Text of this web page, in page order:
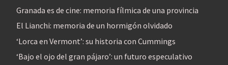
Granada es de cine: memoria fílmica de una provincia
El Lianchi: memoria de un hormigón olvidado
‘Lorca en Vermont’: su historia con Cummings
‘Bajo el ojo del gran pájaro’: un futuro especulativo